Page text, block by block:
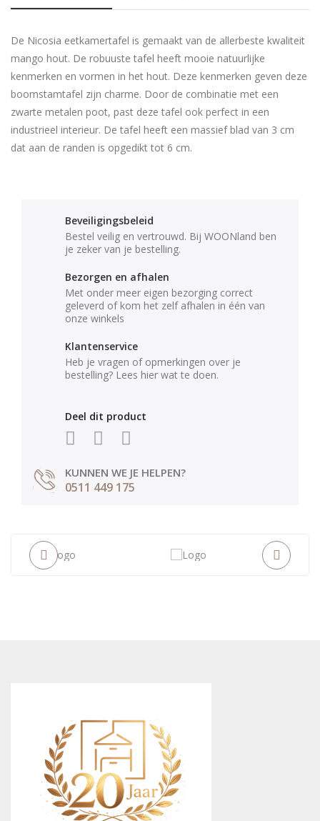
De Nicosia eetkamertafel is gemaakt van de allerbeste kwaliteit
mango hout. De robuuste tafel heeft mooie natuurlijke
kenmerken en vormen in het hout. Deze kenmerken geven deze
boomstamtafel zijn charme. Door de combinatie met een
zwarte metalen poot, past deze tafel ook perfect in een
industrieel interieur. De tafel heeft een massief blad van 3 cm
dat aan de randen is opgedikt tot 6 cm.
Beveiligingsbeleid
Bestel veilig en vertrouwd. Bij WOONland ben
je zeker van je bestelling.
Bezorgen en afhalen
Met onder meer eigen bezorging correct
geleverd of kom het zelf afhalen in één van
onze winkels
Klantenservice
Heb je vragen of opmerkingen over je
bestelling? Lees hier wat te doen.
Deel dit product
KUNNEN WE JE HELPEN?
0511 449 175